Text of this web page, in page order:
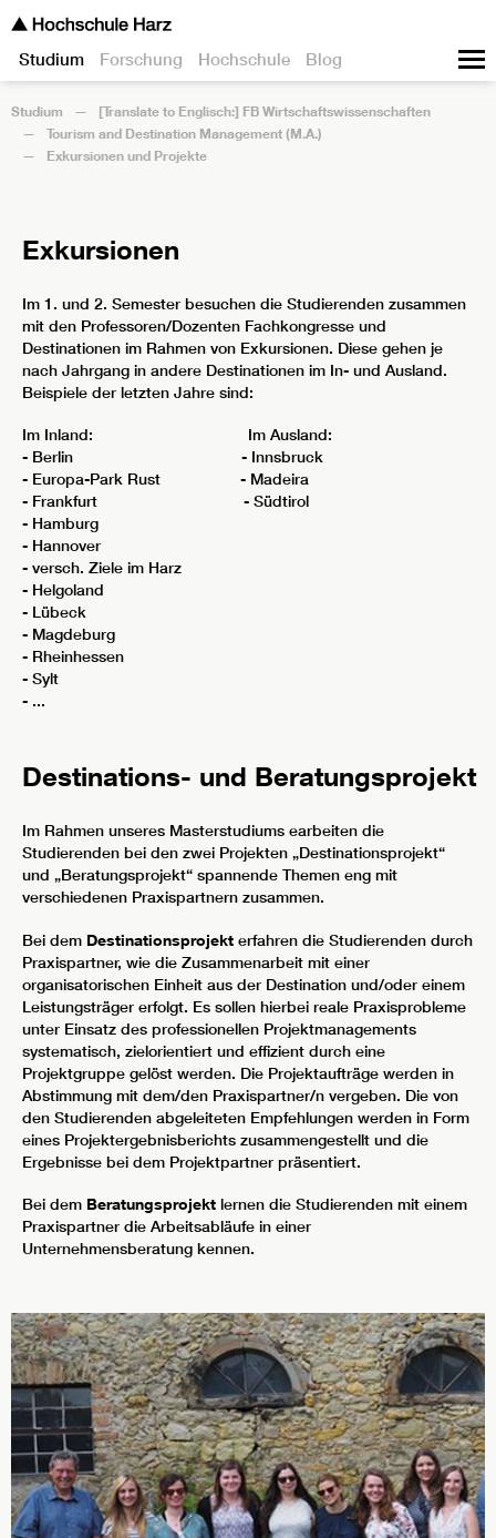
Studium Forschung Hochschule Blog
Studium
[Translate to Englisch:] FB Wirtschaftswissenschaften
Tourism and Destination Management (M.A.)
Exkursionen und Projekte
Exkursionen
Im 1. und 2. Semester besuchen die Studierenden zusammen
mit den Professoren/Dozenten Fachkongresse und
Destinationen im Rahmen von Exkursionen. Diese gehen je
nach Jahrgang in andere Destinationen im In- und Ausland.
Beispiele der letzten Jahre sind:
Im Inland: Im Ausland:
- Berlin - Innsbruck
- Europa-Park Rust - Madeira
- Frankfurt - Südtirol
- Hamburg
- Hannover
- versch. Ziele im Harz
- Helgoland
- Lübeck
- Magdeburg
- Rheinhessen
- Sylt
- ...
Destinations- und Beratungsprojekt
Im Rahmen unseres Masterstudiums earbeiten die
Studierenden bei den zwei Projekten „Destinationsprojekt“
und „Beratungsprojekt“ spannende Themen eng mit
verschiedenen Praxispartnern zusammen.
Bei dem Destinationsprojekt erfahren die Studierenden durch
Praxispartner, wie die Zusammenarbeit mit einer
organisatorischen Einheit aus der Destination und/oder einem
Leistungsträger erfolgt. Es sollen hierbei reale Praxisprobleme
unter Einsatz des professionellen Projektmanagements
systematisch, zielorientiert und effizient durch eine
Projektgruppe gelöst werden. Die Projektaufträge werden in
Abstimmung mit dem/den Praxispartner/n vergeben. Die von
den Studierenden abgeleiteten Empfehlungen werden in Form
eines Projektergebnisberichts zusammengestellt und die
Ergebnisse bei dem Projektpartner präsentiert.
Bei dem Beratungsprojekt lernen die Studierenden mit einem
Praxispartner die Arbeitsabläufe in einer
Unternehmensberatung kennen.